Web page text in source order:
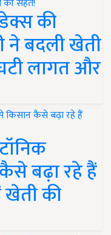
की
ने बदली खेती
लागत और
बढ़ा रहे हैं
खेती की